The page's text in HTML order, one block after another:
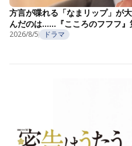
方言が喋れる「なまリップ」が
んだのは……『こころのフフフ』
2026/8/5 ドラマ